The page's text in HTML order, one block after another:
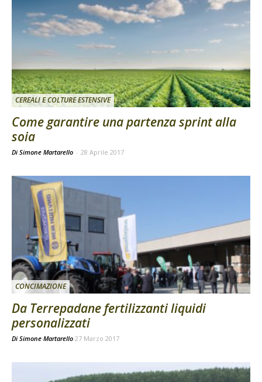
CEREALI E COLTURE ESTENSIVE
Come garantire una partenza sprint alla
soia
Di Simone Martarello - 28 Aprile 2017
CONCIMAZIONE
Da Terrepadane fertilizzanti liquidi
personalizzati
Di Simone Martarello 27 Marzo 2017